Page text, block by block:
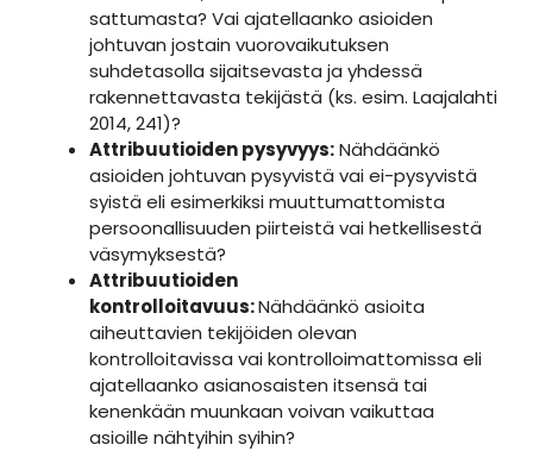
sattumasta? Vai ajatellaanko asioiden
johtuvan jostain vuorovaikutuksen
suhdetasolla sijaitsevasta ja yhdessä
rakennettavasta tekijästä (ks. esim. Laajalahti
2014, 241)?
Attribuutioiden pysyvyys:Nähdäänkö
asioiden johtuvan pysyvistä vai ei-pysyvistä
syistä eli esimerkiksi muuttumattomista
persoonallisuuden piirteistä vai hetkellisestä
väsymyksestä?
Attribuutioiden
kontrolloitavuus:Nähdäänkö asioita
aiheuttavien tekijöiden olevan
kontrolloitavissa vai kontrolloimattomissa eli
ajatellaanko asianosaisten itsensä tai
kenenkään muunkaan voivan vaikuttaa
asioille nähtyihin syihin?